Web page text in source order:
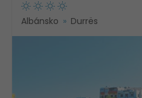
Albánsko Durrës